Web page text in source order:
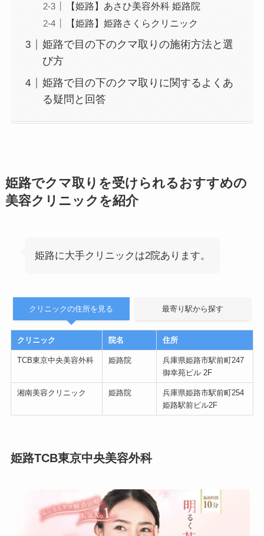
【姫路】あさひ美容外科 姫路院
【姫路】姫路さくらクリニック
姫路で目の下のクマ取りの施術方法と選
び方
姫路で目の下のクマ取りに関するよくあ
る疑問と回答
姫路でクマ取りを受けられるおすすめの
美容クリニックを紹介
姫路に大手クリニックは2院あります。
クリニックの住所を見る 最寄り駅から探す
クリニック 院名 住所
TCB東京中央美容外科 姫路院
兵庫県姫路市駅前町247
御幸苑ビル 2F
湘南美容クリニック 姫路院
兵庫県姫路市駅前町254
姫路駅前ビル2F
姫路TCB東京中央美容外科